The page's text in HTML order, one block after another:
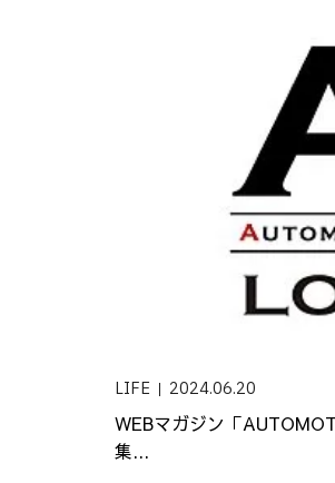
LIFE 2024.06.20
WEBマガジン「
集...